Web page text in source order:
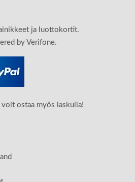
ja luottokortit.
by Verifone.
ostaa myös laskulla!